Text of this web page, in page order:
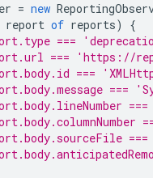
= new
report of reports)
{
===
=== 'https://
===
===
===